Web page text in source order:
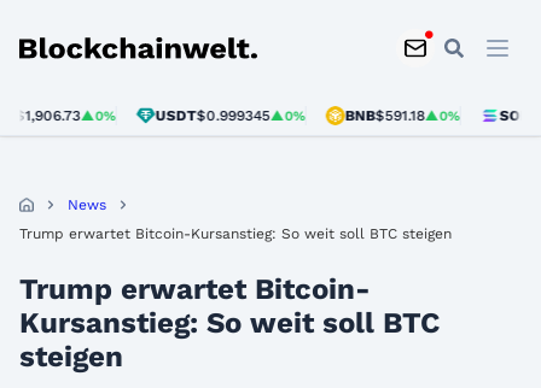
Blockchainwelt
▲0% USDT$0.999345▲0% BNB$591.18▲0% SOL
News
Trump erwartet Bitcoin-Kursanstieg: So weit soll BTC steigen
Trump erwartet Bitcoin-
Kursanstieg: So weit soll BTC
steigen